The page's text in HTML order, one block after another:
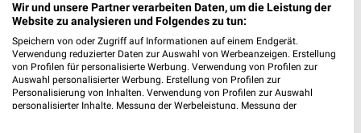
Jawoll Markt Lübbecke
Zeiss-Straße 1
32312 Lübbecke
Heute 09:00 - 18:00 Uhr | Geöffnet
Wir und unsere Partner verarbeiten Daten, um die Leistung der
Website zu analysieren und Folgendes zu tun:
Speichern von oder Zugriff auf Informationen auf einem Endgerät.
Verwendung reduzierter Daten zur Auswahl von Werbeanzeigen. Erstellung
von Profilen für personalisierte Werbung. Verwendung von Profilen zur
Auswahl personalisierter Werbung. Erstellung von Profilen zur
Personalisierung von Inhalten. Verwendung von Profilen zur Auswahl
personalisierter Inhalte. Messung der Werbeleistung. Messung der